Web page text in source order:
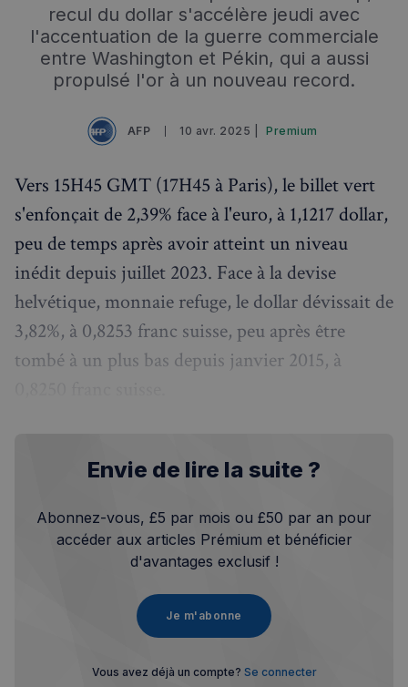
recul du dollar s'accélère jeudi avec
l'accentuation de la guerre commerciale
entre Washington et Pékin, qui a aussi
propulsé l'or à un nouveau record.
AFP 10 avr. 2025 | Premium
Vers 15H45 GMT (17H45 à Paris), le billet vert
s'enfonçait de 2,39% face à l'euro, à 1,1217 dollar,
peu de temps après avoir atteint un niveau
inédit depuis juillet 2023. Face à la devise
helvétique, monnaie refuge, le dollar dévissait de
3,82%, à 0,8253 franc suisse, peu après être
tombé à un plus bas depuis janvier 2015, à
Envie de lire la suite ?
Abonnez-vous, £5 par mois ou £50 par an pour
accéder aux articles Prémium et bénéficier
d'avantages exclusif !
Je m'abonne
Vous avez déjà un compte? Se connecter